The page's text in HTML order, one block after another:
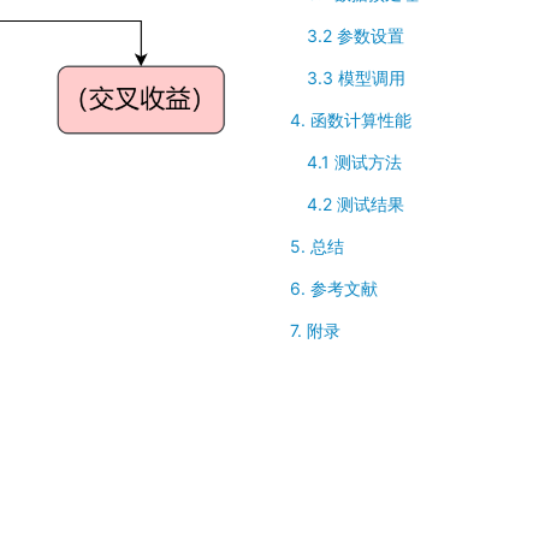
3.2 参数设置
3.3 模型调用
4. 函数计算性能
4.1 测试方法
4.2 测试结果
5. 总结
6. 参考文献
7. 附录